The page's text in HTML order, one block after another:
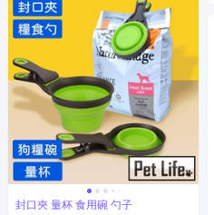
封口夾 量杯 食用碗 勺子